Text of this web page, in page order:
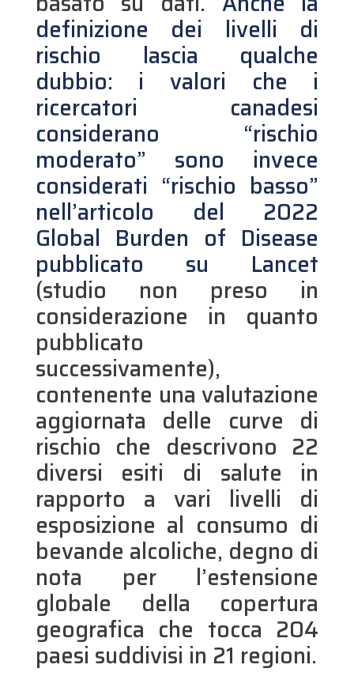
definizione dei livelli di
rischio lascia qualche
dubbio: i valori che i
ricercatori canadesi
considerano “rischio
moderato” sono invece
considerati “rischio basso”
nell’articolo del 2022
Global Burden of Disease
pubblicato su Lancet
(studio non preso in
considerazione in quanto
pubblicato
successivamente),
contenente una valutazione
aggiornata delle curve di
rischio che descrivono 22
diversi esiti di salute in
rapporto a vari livelli di
esposizione al consumo di
bevande alcoliche, degno di
nota per l’estensione
globale della copertura
geografica che tocca 204
paesi suddivisi in 21 regioni.